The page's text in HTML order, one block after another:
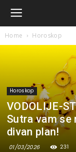
Home Horoskop
Horoskop
VODOLIJE-
Sutra vam se
divan plan!
01/03/2026 231